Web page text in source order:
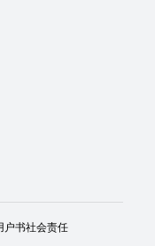
户书社会责任